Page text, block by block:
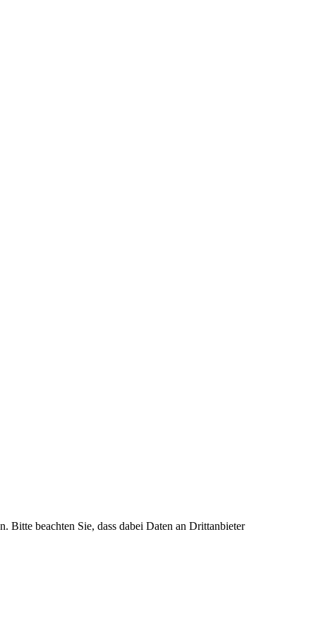
Bitte beachten Sie, dass dabei Daten an Drittanbieter